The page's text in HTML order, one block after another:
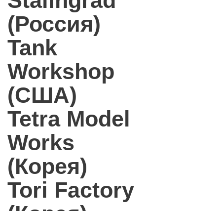
(Россия)
Tank
Workshop
(США)
Tetra Model
Works
(Корея)
Tori Factory